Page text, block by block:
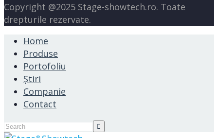
Copyright @2025 Stage-showtech.ro. Toate
drepturile rezervate.
Home
Produse
Portofoliu
Știri
Companie
Contact